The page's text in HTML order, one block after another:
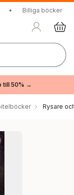
• Billiga böcker
till 50% →
Rysare